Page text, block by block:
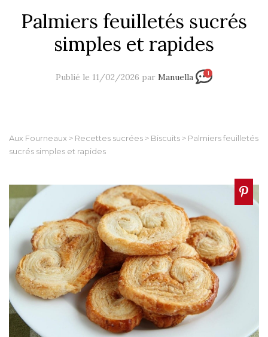
Palmiers feuilletés sucrés
simples et rapides
Publié le 11/02/2026 par Manuella 1
Aux Fourneaux > Recettes sucrées > Biscuits > Palmiers feuilletés
sucrés simples et rapides